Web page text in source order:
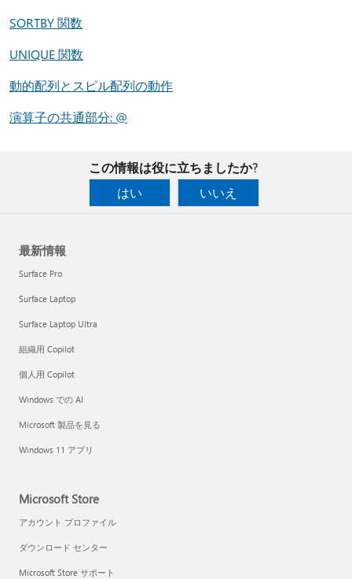
SORTBY 関数
UNIQUE 関数
動的配列とスピル配列の動作
演算子の共通部分: @
この情報は役に立ちましたか?
はい
いいえ
最新情報
Surface Pro
Surface Laptop
Surface Laptop Ultra
組織用 Copilot
個人用 Copilot
Windows での AI
Microsoft 製品を見る
Windows 11 アプリ
Microsoft Store
アカウント プロファイル
ダウンロード センター
Microsoft Store サポート